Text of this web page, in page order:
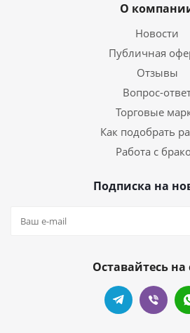
О
Новости
Публичная
Отзывы
Вопрос-
Торговые
Как подобрать
Работа с
Подписка на
Оставайтесь на